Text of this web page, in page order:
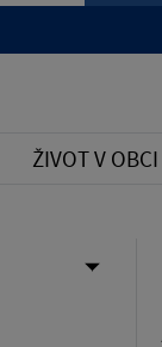
ŽIVOT V OBCI